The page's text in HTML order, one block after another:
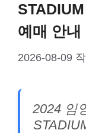
예매 안내
2026-08-09
2024 임